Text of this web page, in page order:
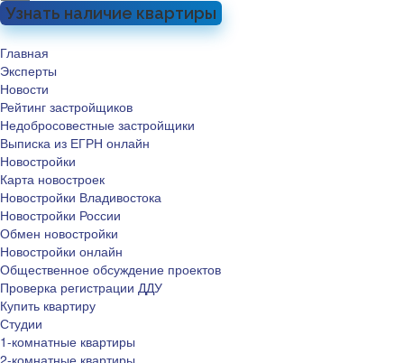
Узнать наличие квартиры
Главная
Эксперты
Новости
Рейтинг застройщиков
Недобросовестные застройщики
Выписка из ЕГРН онлайн
Новостройки
Карта новостроек
Новостройки Владивостока
Новостройки России
Обмен новостройки
Новостройки онлайн
Общественное обсуждение проектов
Проверка регистрации ДДУ
Купить квартиру
Студии
1-комнатные квартиры
2-комнатные квартиры